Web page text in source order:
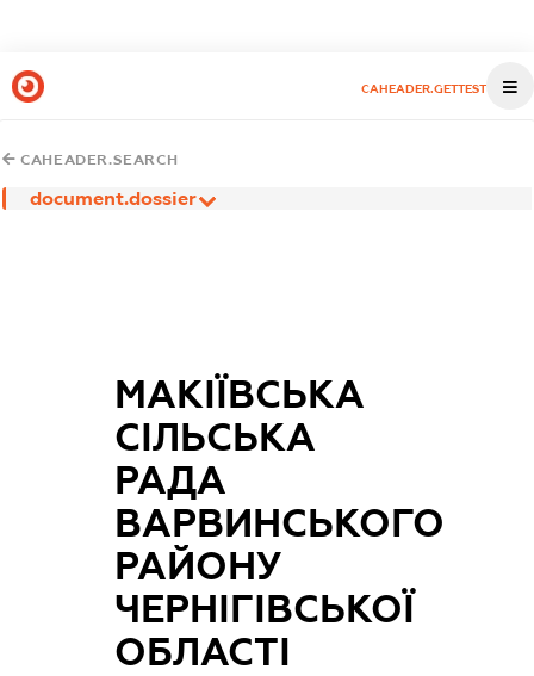
CAHEADER.GETTEST
CAHEADER.SEARCH
document.dossier
МАКІЇВСЬКА
СІЛЬСЬКА
РАДА
ВАРВИНСЬКОГО
РАЙОНУ
ЧЕРНІГІВСЬКОЇ
ОБЛАСТІ